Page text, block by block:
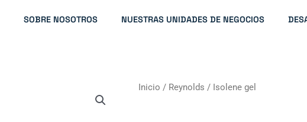
SOBRE NOSOTROS NUESTRAS UNIDADES DE NEGOCIOS
Inicio / Reynolds / Isolene gel